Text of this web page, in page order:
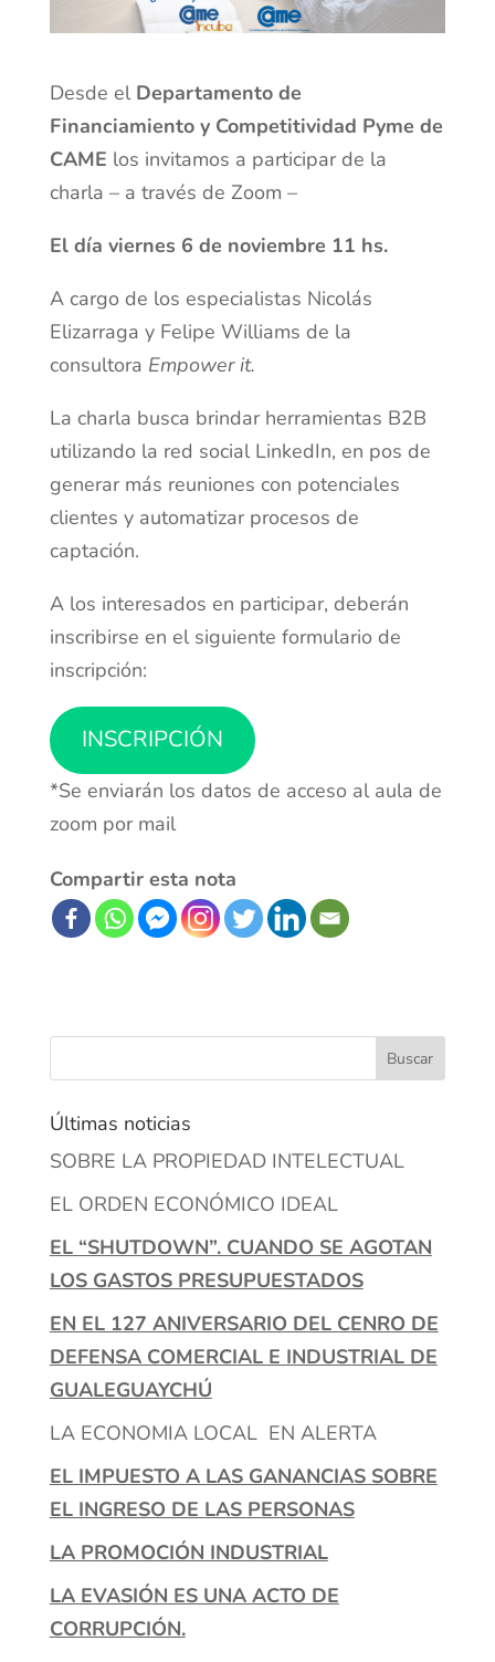
Desde el Departamento de
Financiamiento y Competitividad Pyme de
CAME los invitamos a participar de la
charla – a través de Zoom –
El día viernes 6 de noviembre 11 hs.
A cargo de los especialistas Nicolás
Elizarraga y Felipe Williams de la
consultora Empower it.
La charla busca brindar herramientas B2B
utilizando la red social LinkedIn, en pos de
generar más reuniones con potenciales
clientes y automatizar procesos de
captación.
A los interesados en participar, deberán
inscribirse en el siguiente formulario de
inscripción:
INSCRIPCIÓN
*Se enviarán los datos de acceso al aula de
zoom por mail
Compartir esta nota
Últimas noticias
SOBRE LA PROPIEDAD INTELECTUAL
EL ORDEN ECONÓMICO IDEAL
EL “SHUTDOWN”. CUANDO SE AGOTAN
LOS GASTOS PRESUPUESTADOS
EN EL 127 ANIVERSARIO DEL CENRO DE
DEFENSA COMERCIAL E INDUSTRIAL DE
GUALEGUAYCHÚ
LA ECONOMIA LOCAL EN ALERTA
EL IMPUESTO A LAS GANANCIAS SOBRE
EL INGRESO DE LAS PERSONAS
LA PROMOCIÓN INDUSTRIAL
LA EVASIÓN ES UNA ACTO DE
CORRUPCIÓN.